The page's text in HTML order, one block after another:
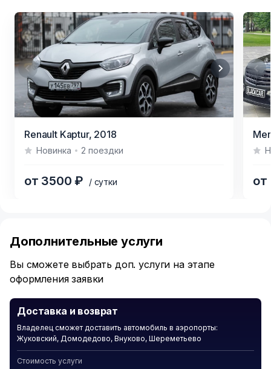
Renault Kaptur, 2018
Новинка 2 поездки
от 3500 ₽ / сутки от
of
6
Дополнительные услуги
Вы сможете выбрать доп. услуги на этапе
оформления заявки
Доставка и возврат
Владелец сможет доставить автомобиль в аэропорты:
Жуковский, Домодедово, Внуково, Шереметьево
Стоимость услуги